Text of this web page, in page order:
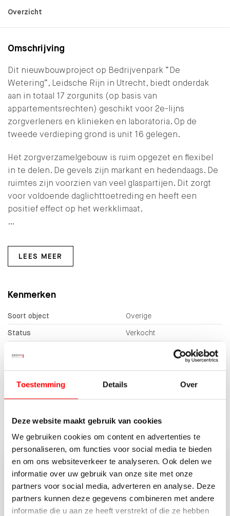
Toestemming Details Over
Deze website maakt gebruik van cookies
We gebruiken cookies om content en advertenties te
personaliseren, om functies voor social media te bieden
en om ons websiteverkeer te analyseren. Ook delen we
informatie over uw gebruik van onze site met onze
partners voor social media, adverteren en analyse. Deze
partners kunnen deze gegevens combineren met andere
informatie die u aan ze heeft verstrekt of die ze hebben
Omschrijving
Dit nieuwbouwproject op Bedrijvenpark “De
Wetering”, Leidsche Rijn in Utrecht, biedt onderdak
aan in totaal 17 zorgunits (op basis van
appartementsrechten) geschikt voor 2e-lijns
zorgverleners en klinieken en laboratoria. Op de
tweede verdieping grond is unit 16 gelegen.
Het zorgverzamelgebouw is ruim opgezet en flexibel
in te delen. De gevels zijn markant en hedendaags. De
ruimtes zijn voorzien van veel glaspartijen. Dit zorgt
voor voldoende daglichttoetreding en heeft een
positief effect op het werkklimaat.
…
LEES MEER
Kenmerken
Soort object
Overige
Status
Verkocht
Aantal lagen 1
MEER KENMERKEN
Vragen of opmerkingen?
Neem vrijblijvend contact op met Waltmann
Makelaars.